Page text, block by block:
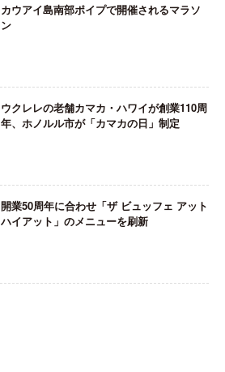
カウアイ島南部ポイプで開催されるマラソ
ン
ウクレレの老舗カマカ・ハワイが創業110周
年、ホノルル市が「カマカの日」制定
開業50周年に合わせ「ザ ビュッフェ アット
ハイアット」のメニューを刷新